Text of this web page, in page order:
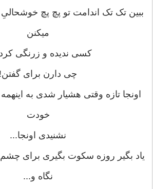
ﺑﺒﯿﻦ ﺗﮏ ﺗﮏ ﺍﻧﺪﺍﻣﺖ ﺗﻮ ﭘﭻ ﭘﭻ
ﻣﯿﮑﻨﻦ
ﮐﺴﯽ ﻧﺪﯾﺪﻩ ﻭ ﺯﺭﻧﮕﯽ
ﭼﯽ ﺩﺍﺭﻥ ﺑﺮﺍﯼ ﮔﻔﺘﻦ!
ﺍﻭﻧﺠﺎ ﺗﺎﺯﻩ ﻭﻗﺘﯽ ﻫﺸﯿﺎﺭ ﺷﺪﯼ ﺑﻪ
ﺧﻮﺩﺕ
ﻧﺸﻨﯿﺪﯼ ﺍﻭﻧﺠﺎ...
ﯾﺎﺩ ﺑﮕﯿﺮ ﺭﻭﺯﻩ ﺳﮑﻮﺕ ﺑﮕﯿﺮﯼ ﺑﺮﺍﯼ
ﻧﮕﺎﻩ ﻭ...